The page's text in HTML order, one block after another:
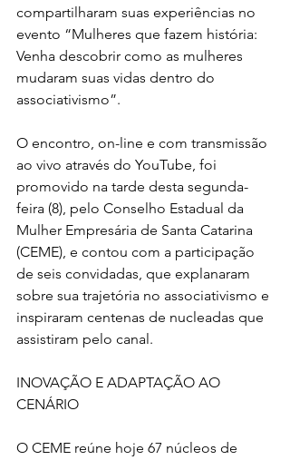
compartilharam suas experiências no
evento “Mulheres que fazem história:
Venha descobrir como as mulheres
mudaram suas vidas dentro do
associativismo”.
O encontro, on-line e com transmissão
ao vivo através do YouTube, foi
promovido na tarde desta segunda-
feira (8), pelo Conselho Estadual da
Mulher Empresária de Santa Catarina
(CEME), e contou com a participação
de seis convidadas, que explanaram
sobre sua trajetória no associativismo e
inspiraram centenas de nucleadas que
assistiram pelo canal.
INOVAÇÃO E ADAPTAÇÃO AO
CENÁRIO
O CEME reúne hoje 67 núcleos de